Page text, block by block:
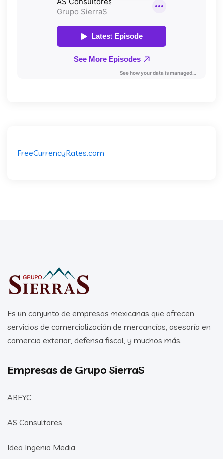
FreeCurrencyRates.com
Es un conjunto de empresas mexicanas que ofrecen
servicios de comercialización de mercancías, asesoría en
comercio exterior, defensa fiscal, y muchos más.
Empresas de Grupo SierraS
ABEYC
AS Consultores
Idea Ingenio Media